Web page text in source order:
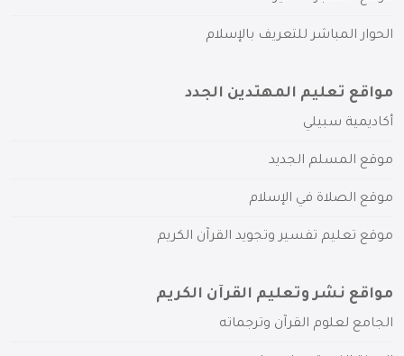
الحوار المباشر للتعريف بالإسلام
مواقع تعليم المهتدين الجدد
أكاديمية سبيلي
موقع المسلم الجديد
موقع الصلاة في الإسلام
موقع تعليم تفسير وتجويد القرآن الكريم
مواقع نشر وتعليم القرآن الكريم
الجامع لعلوم القرآن وترجماته